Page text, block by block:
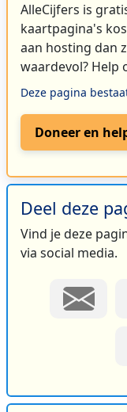
AlleCijfers is
kaartpagina's
aan hosting dan
waardevol? Help
Deze pagina
Doneer en
Deel deze
Vind je deze
via social media.